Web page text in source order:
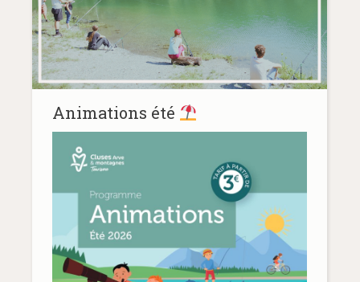
Animations été